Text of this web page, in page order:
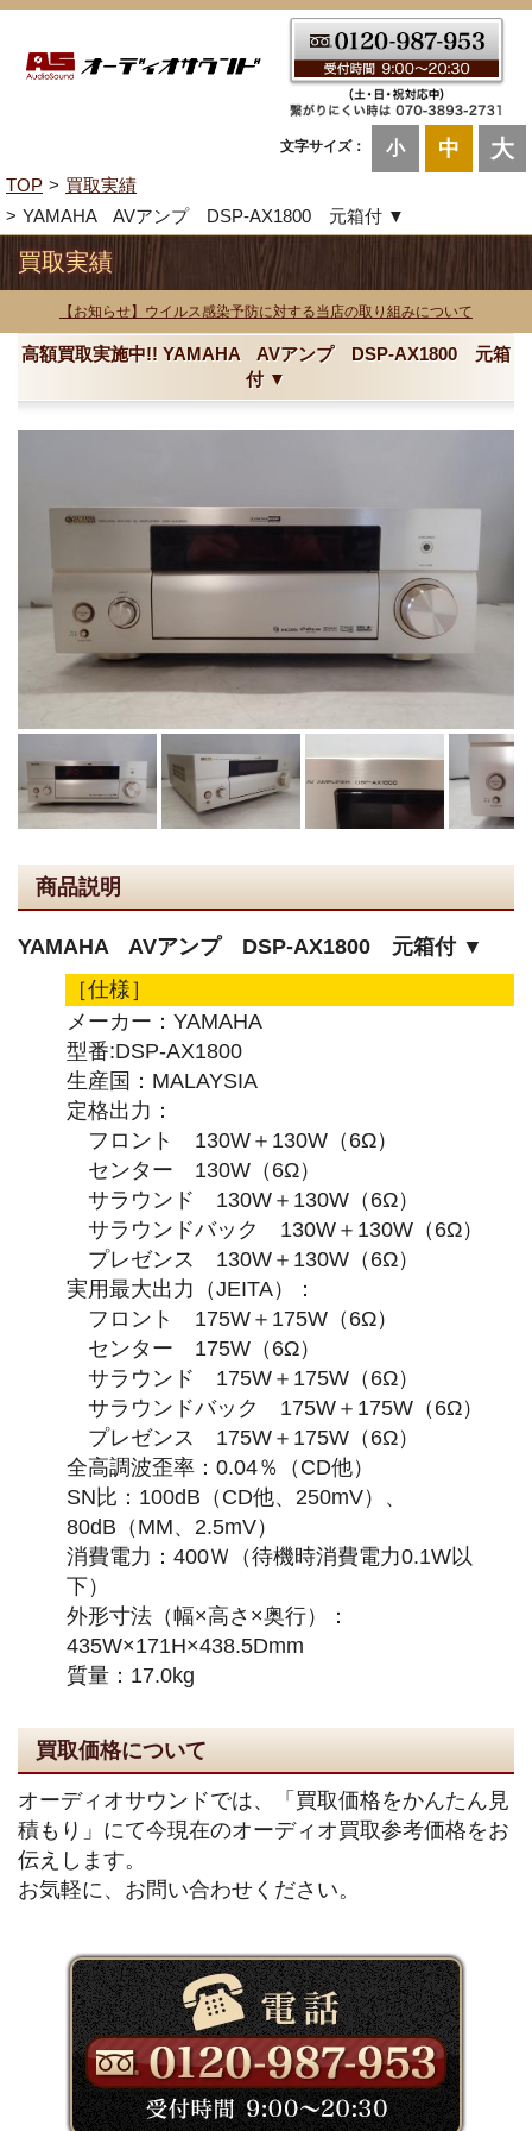
文字サイズ： 小 中 大
TOP
買取実績
YAMAHA AVアンプ DSP-AX1800 元箱付 ▼
買取実績
【お知らせ】ウイルス感染予防に対する当店の取り組みについて
高額買取実施中!! YAMAHA AVアンプ DSP-AX1800 元箱
付 ▼
商品説明
YAMAHA AVアンプ DSP-AX1800 元箱付 ▼
［仕様］
メーカー：YAMAHA
型番:DSP-AX1800
生産国：MALAYSIA
定格出力：
フロント 130W＋130W（6Ω）
センター 130W（6Ω）
サラウンド 130W＋130W（6Ω）
サラウンドバック 130W＋130W（6Ω）
プレゼンス 130W＋130W（6Ω）
実用最大出力（JEITA）：
フロント 175W＋175W（6Ω）
センター 175W（6Ω）
サラウンド 175W＋175W（6Ω）
サラウンドバック 175W＋175W（6Ω）
プレゼンス 175W＋175W（6Ω）
全高調波歪率：0.04％（CD他）
SN比：100dB（CD他、250mV）、
80dB（MM、2.5mV）
消費電力：400Ｗ（待機時消費電力0.1W以
下）
外形寸法（幅×高さ×奥行）：
435W×171H×438.5Dmm
質量：17.0kg
買取価格について
オーディオサウンドでは、「買取価格をかんたん見
積もり」にて今現在のオーディオ買取参考価格をお
伝えします。
お気軽に、お問い合わせください。